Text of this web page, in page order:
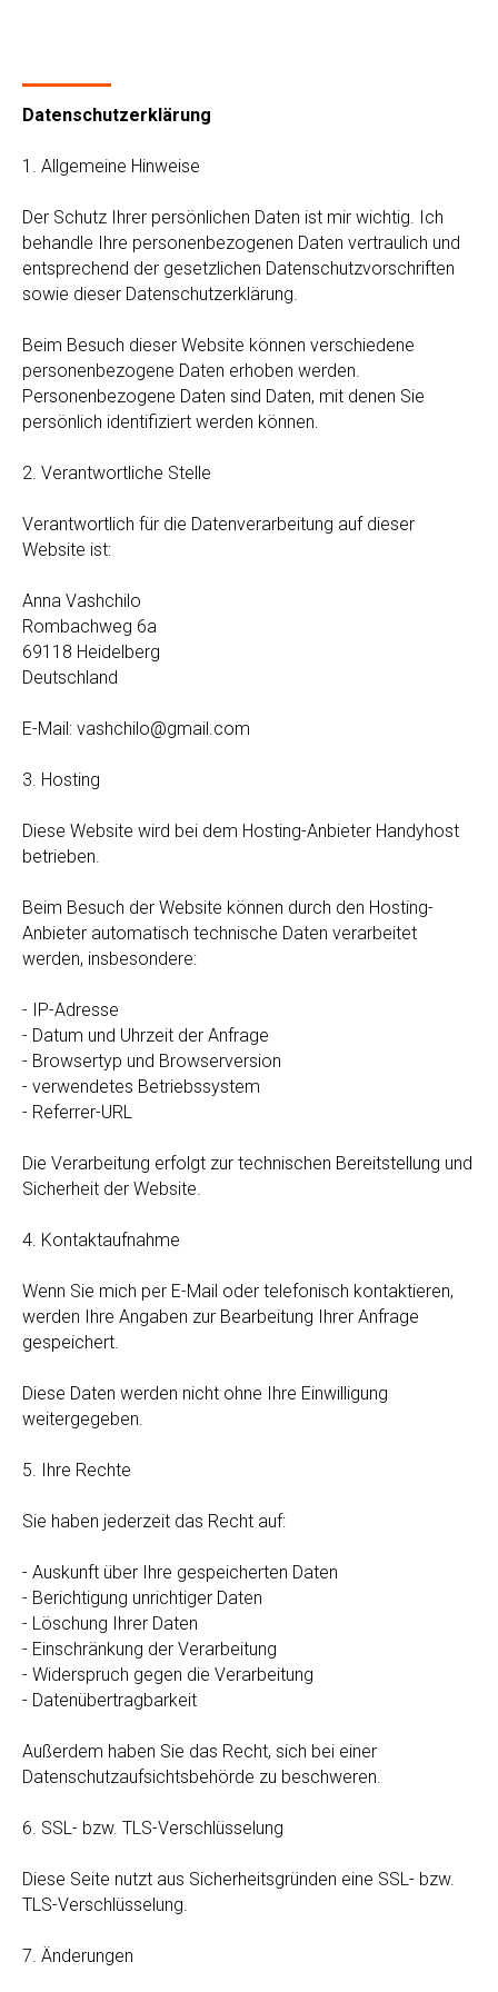
Datenschutzerklärung
1. Allgemeine Hinweise
Der Schutz Ihrer persönlichen Daten ist mir wichtig. Ich
behandle Ihre personenbezogenen Daten vertraulich und
entsprechend der gesetzlichen Datenschutzvorschriften
sowie dieser Datenschutzerklärung.
Beim Besuch dieser Website können verschiedene
personenbezogene Daten erhoben werden.
Personenbezogene Daten sind Daten, mit denen Sie
persönlich identifiziert werden können.
2. Verantwortliche Stelle
Verantwortlich für die Datenverarbeitung auf dieser
Website ist:
Anna Vashchilo
Rombachweg 6a
69118 Heidelberg
Deutschland
E-Mail: vashchilo@gmail.com
3. Hosting
Diese Website wird bei dem Hosting-Anbieter Handyhost
betrieben.
Beim Besuch der Website können durch den Hosting-
Anbieter automatisch technische Daten verarbeitet
werden, insbesondere:
- IP-Adresse
- Datum und Uhrzeit der Anfrage
- Browsertyp und Browserversion
- verwendetes Betriebssystem
- Referrer-URL
Die Verarbeitung erfolgt zur technischen Bereitstellung und
Sicherheit der Website.
4. Kontaktaufnahme
Wenn Sie mich per E-Mail oder telefonisch kontaktieren,
werden Ihre Angaben zur Bearbeitung Ihrer Anfrage
gespeichert.
Diese Daten werden nicht ohne Ihre Einwilligung
weitergegeben.
5. Ihre Rechte
Sie haben jederzeit das Recht auf:
- Auskunft über Ihre gespeicherten Daten
- Berichtigung unrichtiger Daten
- Löschung Ihrer Daten
- Einschränkung der Verarbeitung
- Widerspruch gegen die Verarbeitung
- Datenübertragbarkeit
Außerdem haben Sie das Recht, sich bei einer
Datenschutzaufsichtsbehörde zu beschweren.
6. SSL- bzw. TLS-Verschlüsselung
Diese Seite nutzt aus Sicherheitsgründen eine SSL- bzw.
TLS-Verschlüsselung.
7. Änderungen